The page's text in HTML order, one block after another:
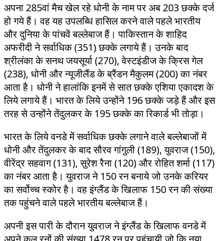
अपना 285वां मैच खेल रहे धोनी के नाम पर अब 203 छक्के दर्ज
हो गये हैं। वह यह उपलब्धि हासिल करने वाले पहले भारतीय
और दुनिया के पांचवें बल्लेबाज हैं। पाकिस्तान के शाहिद
अफरीदी ने सर्वाधिक (351) छक्के लगाये हैं। उनके बाद
श्रीलंका के सनथ जयसूर्या (270), वेस्टइंडीज के क्रिस गेल
(238), धोनी और न्यूजीलैंड के ब्रैंडन मैकुलम (200) का नंबर
आता है। धोनी ने हालांकि इनमें से सात छक्के एशिया एकादश के
लिये लगाये हैं। भारत के लिये उन्होंने 196 छक्के जड़े हैं और इस
तरह से उन्होंने तेंदुलकर के 195 छक्के का रिकार्ड भी तोड़ा।
भारत के लिये वनडे में सर्वाधिक छक्के लगाने वाले बल्लेबाजों में
धोनी और तेंदुलकर के बाद सौरव गांगुली (189), युवराज (150),
वीरेंद्र सहवाग (131), सुरेश रैना (120) और रोहित शर्मा (117)
का नंबर आता है। युवराज ने 150 रन बनाये जो उनके करियर
का सर्वोच्च स्कोर है। वह इंग्लैंड के खिलाफ 150 रन की संख्या
तक पहुंचने वाले पहले भारतीय बल्लेबाज हैं।
अपनी इस पारी के दौरान युवराज ने इंग्लैंड के खिलाफ वनडे में